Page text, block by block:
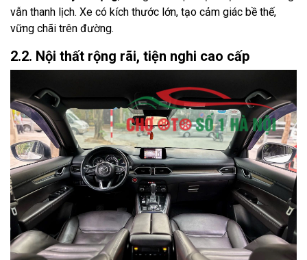
vẫn thanh lịch. Xe có kích thước lớn, tạo cảm giác bề thế,
vững chãi trên đường.
2.2. Nội thất rộng rãi, tiện nghi cao cấp